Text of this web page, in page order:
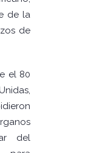
de la
de
el 80
del